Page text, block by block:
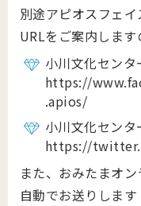
別途アピオスフェ
URLをご案内します
小川文化セン
https://
.apios/
小川文化セン
https://
また、おみたまオ
自動でお送りします